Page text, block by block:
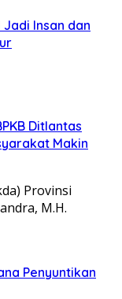
Insan dan
Ditlantas
Makin
Provinsi
M.H.
Penyuntikan